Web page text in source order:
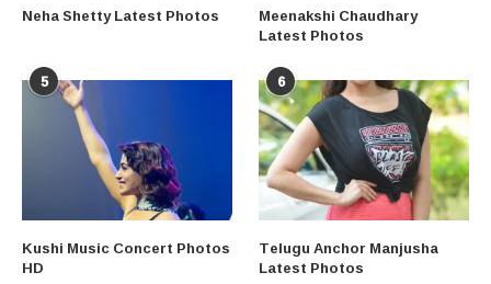
Neha Shetty Latest Photos Meenakshi Chaudhary
Latest Photos
5
Kushi Music Concert Photos
HD
6
Telugu Anchor Manjusha
Latest Photos